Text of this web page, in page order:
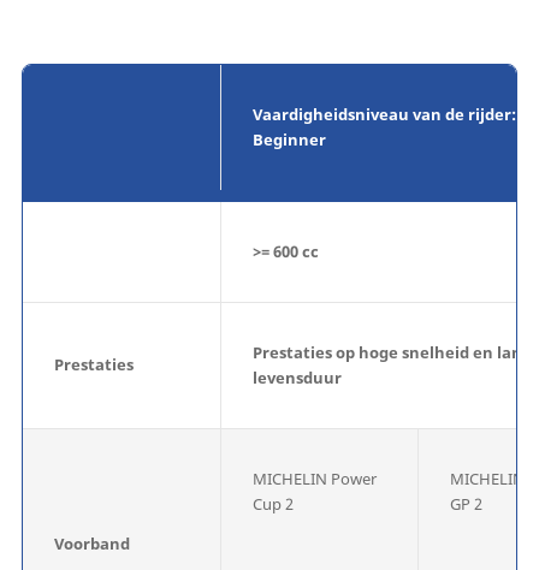
Vaardigheidsniveau van de rijder:
Beginner
>= 600 cc
Prestaties
Prestaties op hoge snelheid en
levensduur
Voorband
MICHELIN Power
Cup 2
MICHELIN
GP 2